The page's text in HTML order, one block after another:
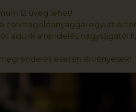
12 üveg lehet!
csomagolóanyaggal együtt
adunk a rendelés nagyságától
esetén érvényesek!